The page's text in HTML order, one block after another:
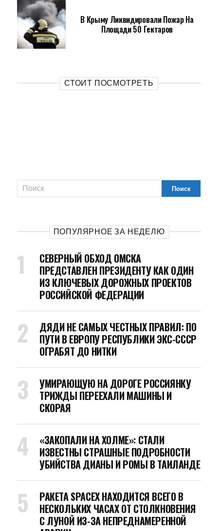
В Крыму Ликвидировали Пожар На
Площади 50 Гектаров
СТОИТ ПОСМОТРЕТЬ
ПОПУЛЯРНОЕ ЗА НЕДЕЛЮ
СЕВЕРНЫЙ ОБХОД ОМСКА
ПРЕДСТАВЛЕН ПРЕЗИДЕНТУ КАК ОДИН
ИЗ КЛЮЧЕВЫХ ДОРОЖНЫХ ПРОЕКТОВ
РОССИЙСКОЙ ФЕДЕРАЦИИ
ДЯДИ НЕ САМЫХ ЧЕСТНЫХ ПРАВИЛ: ПО
ПУТИ В ЕВРОПУ РЕСПУБЛИКИ ЭКС-СССР
ОГРАБЯТ ДО НИТКИ
УМИРАЮЩУЮ НА ДОРОГЕ РОССИЯНКУ
ТРИЖДЫ ПЕРЕЕХАЛИ МАШИНЫ И
СКОРАЯ
«ЗАКОПАЛИ НА ХОЛМЕ»: СТАЛИ
ИЗВЕСТНЫ СТРАШНЫЕ ПОДРОБНОСТИ
УБИЙСТВА ДИАНЫ И РОМЫ В ТАИЛАНДЕ
РАКЕТА SPACEX НАХОДИТСЯ ВСЕГО В
НЕСКОЛЬКИХ ЧАСАХ ОТ СТОЛКНОВЕНИЯ
С ЛУНОЙ ИЗ-ЗА НЕПРЕДНАМЕРЕННОЙ